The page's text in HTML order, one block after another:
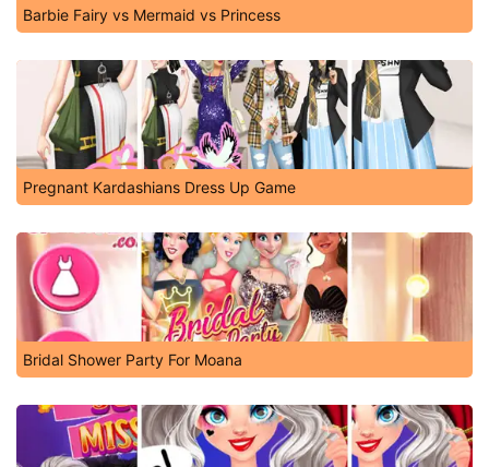
Barbie Fairy vs Mermaid vs Princess
Pregnant Kardashians Dress Up Game
Bridal Shower Party For Moana